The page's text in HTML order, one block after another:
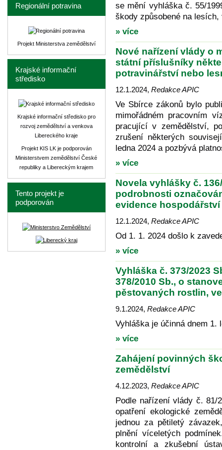
se mění vyhláška č. 55/
škody způsobené na
» více
Nové nařízení vlády o
státní příslušníky
potravinářství nebo
12.1.2024, Redakce APIC
Ve Sbírce zákonů bylo
mimořádném pracovním
pracující v zemědělství,
zrušení některých
ledna 2024 a pozbývá
» více
Novela vyhlášky č.
podrobnosti
evidence
12.1.2024, Redakce APIC
Od 1. 1. 2024 došlo k
» více
Vyhláška č. 373/2023
378/2010 Sb., o
pěstovaných rostlin,
9.1.2024, Redakce APIC
Vyhláška je účinná dnem 1.
» více
Zahájení povinných
zemědělství
4.12.2023, Redakce APIC
Podle nařízení vlády č. 81/
opatření ekologické
jednou za pětiletý
plnění víceletých
kontrolní a zkušební
Regionální potravina
Projekt Ministerstva zemědělství
Krajské informační
středisko
Krajské informační středisko pro
rozvoj zemědělství a venkova
Libereckého kraje
Projekt KIS LK je podporován
Ministerstvem zemědělství České
republiky a Libereckým krajem
Tento projekt je
podporován